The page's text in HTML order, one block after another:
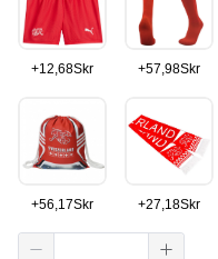
+12,68Skr +57,98Skr
+56,17Skr +27,18Skr